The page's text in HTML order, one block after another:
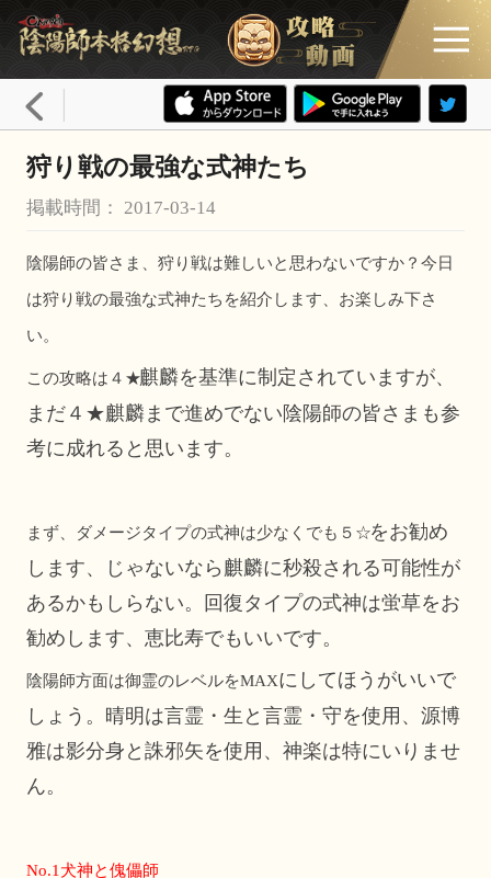
狩り戦の最強な式神たち
掲載時間： 2017-03-14
陰陽師の皆さま、狩り戦は難しいと思わないですか？今日
は狩り戦の最強な式神たちを紹介します、お楽しみ下さ
い。
この攻略は４★麒麟を基準に制定されていますが、
まだ４★麒麟まで進めでない陰陽師の皆さまも参
考に成れると思います。
まず、ダメージタイプの式神は少なくでも５☆をお勧め
します、じゃないなら麒麟に秒殺される可能性が
あるかもしらない。回復タイプの式神は蛍草をお
勧めします、恵比寿でもいいです。
陰陽師方面は御霊のレベルをMAXにしてほうがいいで
しょう。晴明は言霊・生と言霊・守を使用、源博
雅は影分身と誅邪矢を使用、神楽は特にいりませ
ん。
No.1 犬神と傀儡師